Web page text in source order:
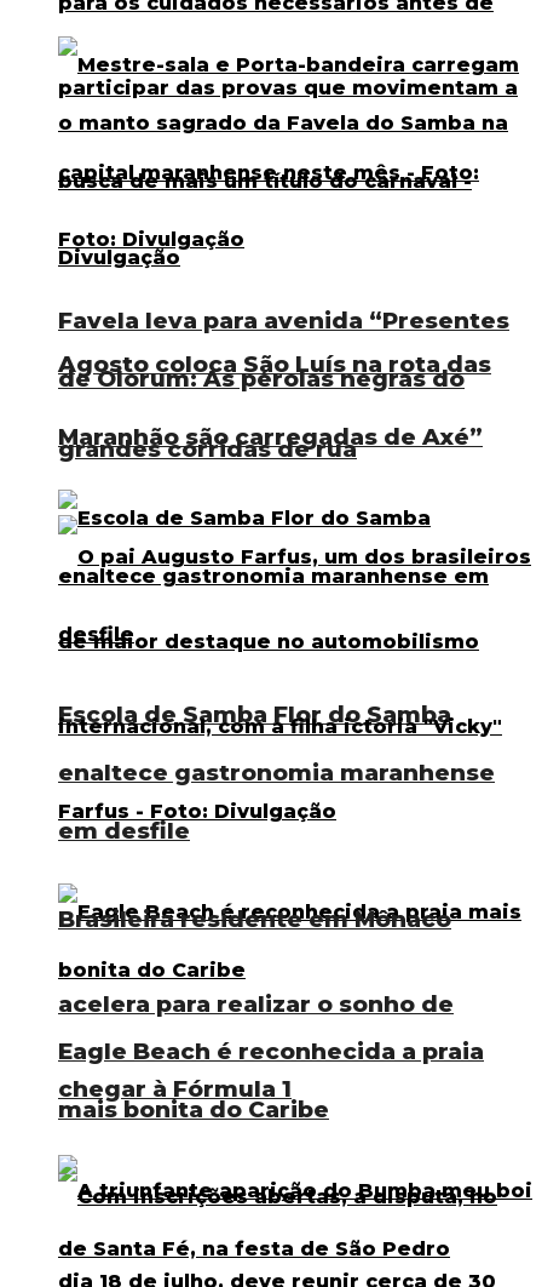
Favela leva para avenida “Presentes
de Olorum: As pérolas negras do
Maranhão são carregadas de Axé”
Escola de Samba Flor do Samba
enaltece gastronomia maranhense
em desfile
Eagle Beach é reconhecida a praia
mais bonita do Caribe
Agosto coloca São Luís na rota das
grandes corridas de rua
Brasileira residente em Mônaco
acelera para realizar o sonho de
chegar à Fórmula 1